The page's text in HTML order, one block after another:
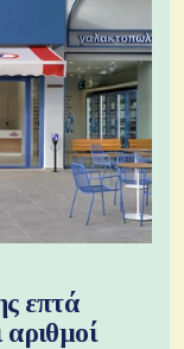
επτά
αριθμοί